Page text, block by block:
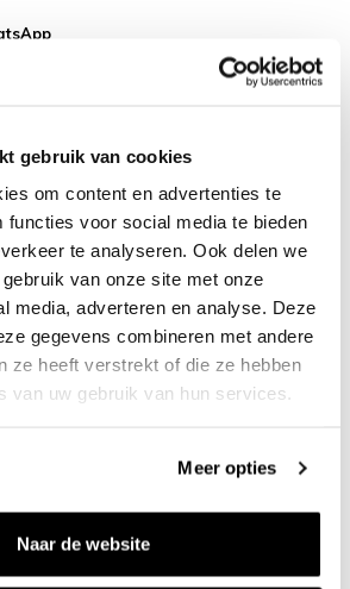
gebruik van cookies
om content en advertenties te
functies voor social media te bieden
te analyseren. Ook delen we
van onze site met onze
media, adverteren en analyse. Deze
gegevens combineren met andere
ze heeft verstrekt of die ze hebben
van uw gebruik van hun services.
Meer opties
Naar de website
Company
glad to help